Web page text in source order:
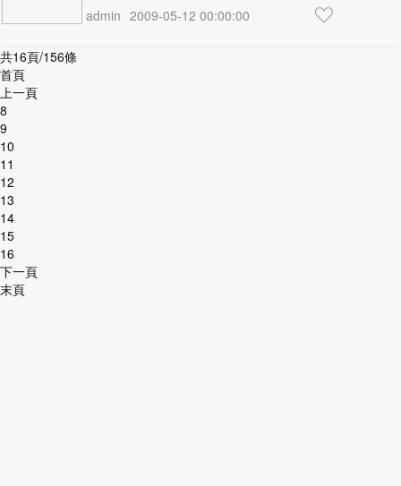
admin 2009-05-12 00:00:00
共16頁/156條
首頁
上一頁
8
9
10
11
12
13
14
15
16
下一頁
末頁